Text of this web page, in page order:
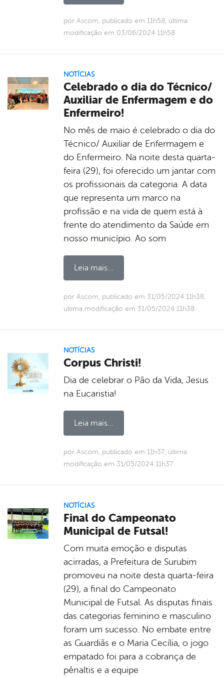
por Ascom, publicado em 11h58, última
modificação em 03/06/2024 11h58
NOTÍCIAS
Celebrado o dia do Técnico/
Auxiliar de Enfermagem e do
Enfermeiro!
No mês de maio é celebrado o dia do
Técnico/ Auxiliar de Enfermagem e
do Enfermeiro. Na noite desta quarta-
feira (29), foi oferecido um jantar com
os profissionais da categoria. A data
que representa um marco na
profissão e na vida de quem está à
frente do atendimento da Saúde em
nosso município. Ao som
Leia mais...
por Ascom, publicado em 31/05/2024 11h38,
última modificação em 31/05/2024 11h38
NOTÍCIAS
Corpus Christi!
Dia de celebrar o Pão da Vida, Jesus
na Eucaristia!
Leia mais...
por Ascom, publicado em 11h37, última
modificação em 31/05/2024 11h37
NOTÍCIAS
Final do Campeonato
Municipal de Futsal!
Com muita emoção e disputas
acirradas, a Prefeitura de Surubim
promoveu na noite desta quarta-feira
(29), a final do Campeonato
Municipal de Futsal. As disputas finais
das categorias feminino e masculino
foram um sucesso. No embate entre
as Guardiãs e o Maria Cecília, o jogo
empatado foi para a cobrança de
pênaltis e a equipe